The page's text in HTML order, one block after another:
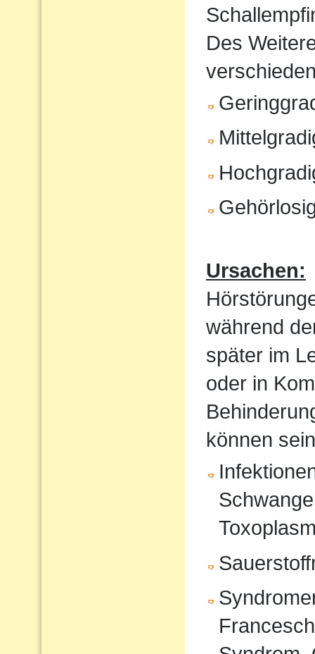
Des
Ursachen:
während
später im
oder in
können